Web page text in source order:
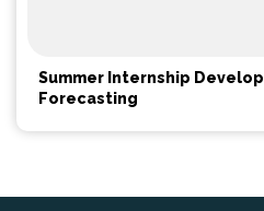
Summer Internship
Forecasting